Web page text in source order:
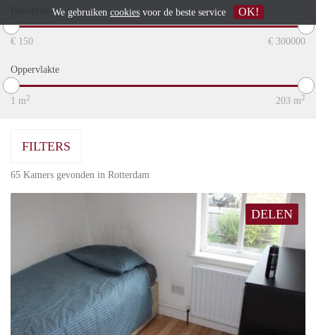
€ 150 € 300000
Oppervlakte
1 m2 203 m2
FILTERS
65 Kamers gevonden in Rotterdam
DELEN
We gebruiken cookies voor de beste service OK!